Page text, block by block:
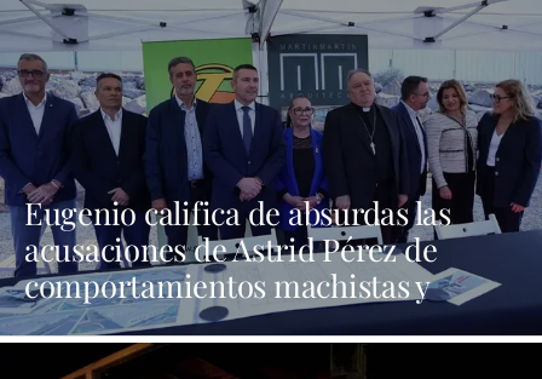
Eugenio califica de absurdas las
acusaciones de Astrid Pérez de
comportamientos machistas y
asegura que busca una presencia en
los medios que no tiene